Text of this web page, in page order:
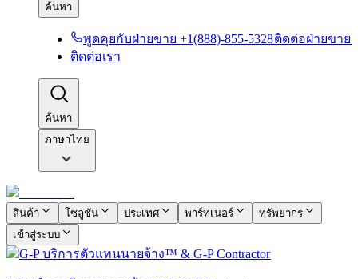
ค้นหา​​
พูดคุยกับฝ่ายขาย +1(888)-855-5328​​ติดต่อฝ่ายขาย​​
ติดต่อเรา​​
ค้นหา​​
ภาษาไทย
สินค้า​​ โซลูชัน​​ ประเทศ​​ พาร์ทเนอร์​​
ทรัพยากร​​
เข้าสู่ระบบ​​